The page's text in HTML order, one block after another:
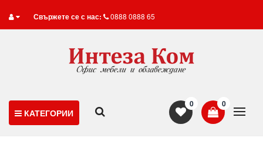
Свържете се с нас: 0888 0888 65
КАТЕГОРИИ
0
0